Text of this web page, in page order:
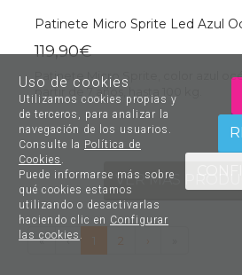
Patinete Micro Sprite Led Azul
119,90€
Patinete Micro Sprite, color azul
partir de 7 años, hasta 100 kg.
VER MÁS
« ‹ 1 2
Uso de cookies
Utilizamos cookies propias y
de terceros, para analizar la
navegación de los usuarios.
Consulte la Política de
Cookies .
Puede informarse más sobre
qué cookies estamos
utilizando o desactivarlas
haciendo clic en Configurar
las cookies .